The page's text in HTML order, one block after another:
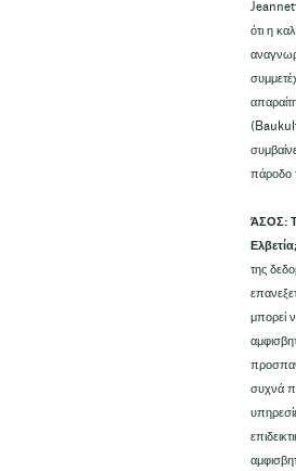
ότι η
πάροδο
ΆΣΟΣ:
Ελβετία;
της
μπορεί
συχνά